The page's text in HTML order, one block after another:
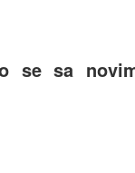
se sa